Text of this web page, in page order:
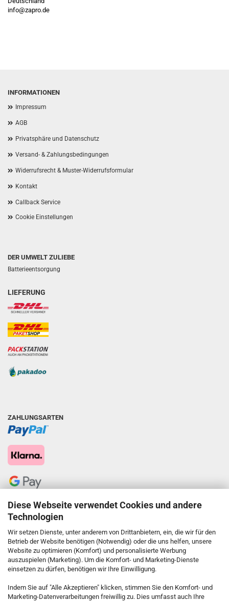
Diese Webseite verwendet Cookies und andere
Technologien
Wir setzen Dienste, unter anderem von Drittanbietern, ein, die wir für den
Betrieb der Website benötigen (Notwendig) oder die uns helfen, unsere
Website zu optimieren (Komfort) und personalisierte Werbung
auszuspielen (Marketing). Um die Komfort- und Marketing-Dienste
einsetzen zu dürfen, benötigen wir Ihre Einwilligung.
Indem Sie auf "Alle Akzeptieren" klicken, stimmen Sie den Komfort- und
Marketing-Datenverarbeitungen freiwillig zu. Dies umfasst auch Ihre
info@zapro.de
INFORMATIONEN
Impressum
AGB
Privatsphäre und Datenschutz
Versand- & Zahlungsbedingungen
Widerrufsrecht & Muster-Widerrufsformular
Kontakt
Callback Service
Cookie Einstellungen
DER UMWELT ZULIEBE
Batterieentsorgung
LIEFERUNG
ZAHLUNGSARTEN
KONTAKT